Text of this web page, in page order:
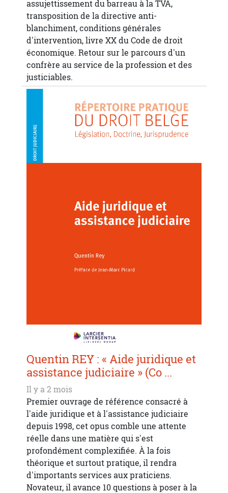
assujettissement du barreau à la TVA,
transposition de la directive anti-
blanchiment, conditions générales
d'intervention, livre XX du Code de droit
économique. Retour sur le parcours d'un
confrère au service de la profession et des
justiciables.
Quentin REY : « Aide juridique et
assistance judiciaire » (Co ...
Il y a 2 mois
Premier ouvrage de référence consacré à
l'aide juridique et à l'assistance judiciaire
depuis 1998, cet opus comble une attente
réelle dans une matière qui s'est
profondément complexifiée. À la fois
théorique et surtout pratique, il rendra
d'importants services aux praticiens.
Novateur, il avance 10 questions à poser à la